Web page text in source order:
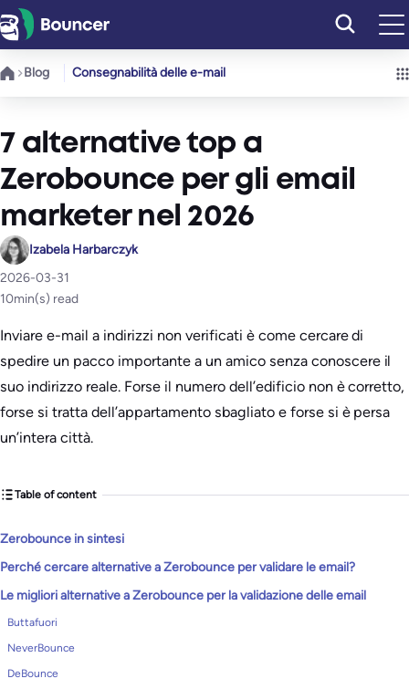
Vai
al
contenuto
Blog Consegnabilità delle e-mail
7 alternative top a
Zerobounce per gli email
marketer nel 2026
Izabela Harbarczyk
2026-03-31
10min(s) read
Inviare e-mail a indirizzi non verificati è come cercare di
spedire un pacco importante a un amico senza conoscere il
suo indirizzo reale. Forse il numero dell’edificio non è corretto,
forse si tratta dell’appartamento sbagliato e forse si è persa
un’intera città.
Table of content
Zerobounce in sintesi
Perché cercare alternative a Zerobounce per validare le email?
Le migliori alternative a Zerobounce per la validazione delle email
Buttafuori
NeverBounce
DeBounce